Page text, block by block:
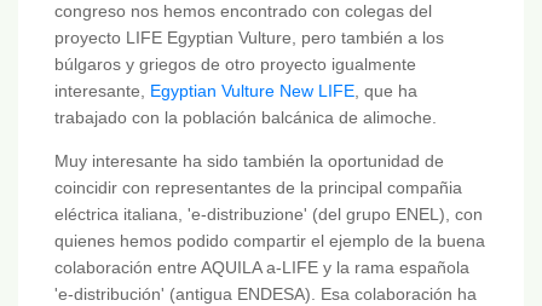
congreso nos hemos encontrado con colegas del
proyecto LIFE Egyptian Vulture, pero también a los
búlgaros y griegos de otro proyecto igualmente
interesante, Egyptian Vulture New LIFE, que ha
trabajado con la población balcánica de alimoche.
Muy interesante ha sido también la oportunidad de
coincidir con representantes de la principal compañia
eléctrica italiana, 'e-distribuzione' (del grupo ENEL), con
quienes hemos podido compartir el ejemplo de la buena
colaboración entre AQUILA a-LIFE y la rama española
'e-distribución' (antigua ENDESA). Esa colaboración ha